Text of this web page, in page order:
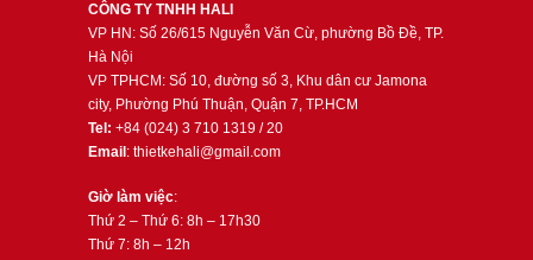
CÔNG TY TNHH HALI
VP HN: Số 26/615 Nguyễn Văn Cừ, phường Bồ Đề, TP.
Hà Nội
VP TPHCM: Số 10, đường số 3, Khu dân cư Jamona
city, Phường Phú Thuận, Quận 7, TP.HCM
Tel: +84 (024) 3 710 1319 / 20
Email : thietkehali@gmail.com
Giờ làm việc:
Thứ 2 – Thứ 6: 8h – 17h30
Thứ 7: 8h – 12h